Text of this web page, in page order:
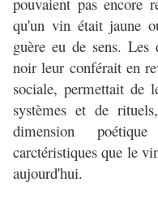
qu'un vin était jaune
guère eu de sens.
noir leur conférait en
sociale, permettait de
systèmes et de
dimension
carctéristiques que le
aujourd'hui.